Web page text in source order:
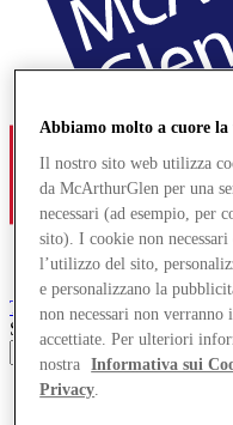
TroyesDesigner Outlet
Search input
Offerte
Abbiamo molto a cuore
Il nostro sito web utilizza
da McArthurGlen per una
necessari (ad esempio, per
sito). I cookie non
l’utilizzo del sito,
e personalizzano la
non necessari non
accettiate. Per ulteriori
nostra
Informativa sui
Privacy.